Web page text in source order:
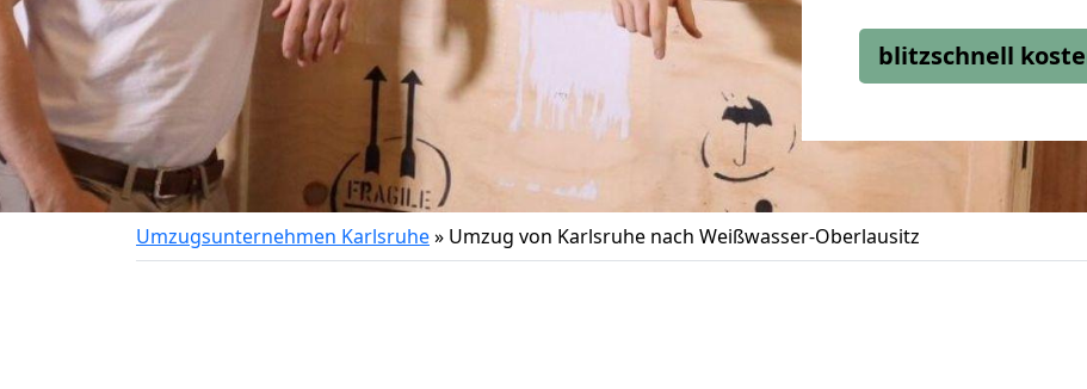
blitzschnell
Umzugsunternehmen Karlsruhe» Umzug von Karlsruhe nach Weißwasser-Oberlausitz